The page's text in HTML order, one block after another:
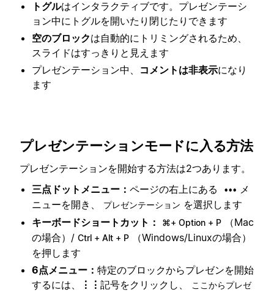
トグルはインタラクティブです。プレゼンテーシ
ョン中にトグルを開いたり閉じたりできます
空のブロックは自動的にトリミングされるため、
スライドはすっきりと見えます
プレゼンテーション中、 コメントは非表示になり
ます
プレゼンテーションモードに入る方法
プレゼンテーションを開始する方法は2つあります。
三点ドットメニュー： ページの右上にある ••• メ
ニューを開き、
プレゼンテーション を選択します
キーボードショートカット：
⌘+ Option + P
（Mac
の場合）/ Ctrl + Alt + P
（Windows/Linuxの場合）
を押します
6点メニュー： 特定のブロックからプレゼンを開始
するには、
⋮⋮ 記号をクリックし、 ここからプレゼ